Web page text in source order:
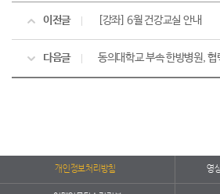
이전글 [강좌] 6월 건강교실 안내
다음글 동의대학교 부속 한방병원,
개인정보처리방침 영